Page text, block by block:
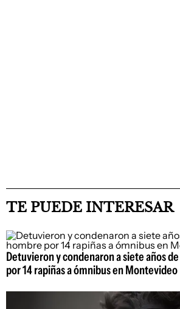
TE PUEDE INTERESAR
Detuvieron y condenaron a siete años
por 14 rapiñas a ómnibus en Montevideo